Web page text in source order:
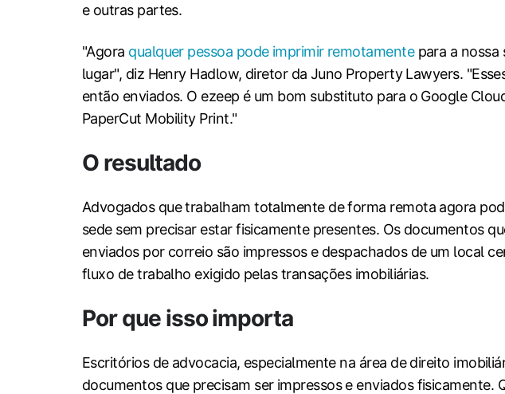
e outras partes.
"Agora qualquer pessoa pode imprimir remotamentepara a nossa
lugar", diz Henry Hadlow, diretor da Juno Property Lawyers.
então enviados. O ezeep é um bom substituto para o Google
PaperCut Mobility Print."
O resultado
Advogados que trabalham totalmente de forma remota agora
sede sem precisar estar fisicamente presentes. Os documentos
enviados por correio são impressos e despachados de um local
fluxo de trabalho exigido pelas transações imobiliárias.
Por que isso importa
Escritórios de advocacia, especialmente na área de direito
documentos que precisam ser impressos e enviados fisicamente.